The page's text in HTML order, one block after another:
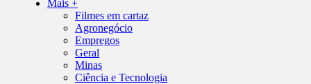
Mais +
Filmes em cartaz
Agronegócio
Empregos
Geral
Minas
Ciência e Tecnologia